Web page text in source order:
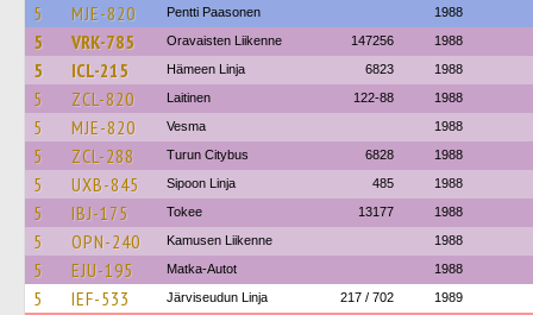
5 MJE-820 Pentti Paasonen 1988
5 VRK-785 Oravaisten Liikenne 147256 1988
5 ICL-215 Hämeen Linja 6823 1988
5 ZCL-820 Laitinen 122-88 1988
5 MJE-820 Vesma 1988
5 ZCL-288 Turun Citybus 6828 1988
5 UXB-845 Sipoon Linja 485 1988
5 IBJ-175 Tokee 13177 1988
5 OPN-240 Kamusen Liikenne 1988
5 EJU-195 Matka-Autot 1988
5 IEF-533 Järviseudun Linja 217 / 702 1989